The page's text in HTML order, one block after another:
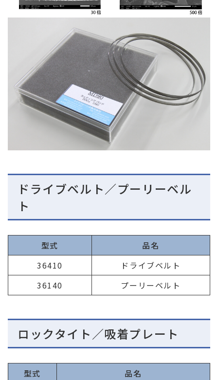
ドライブベルト／プーリーベル
ト
型式
品名
36410
ドライブベルト
36140
プーリーベルト
ロックタイト／吸着プレート
型式 品名